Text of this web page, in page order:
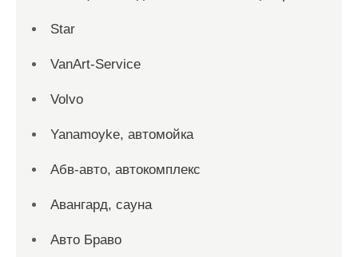
Star
VanArt-Service
Volvo
Yanamoyke, автомойка
Абв-авто, автокомплекс
Авангард, сауна
Авто Браво